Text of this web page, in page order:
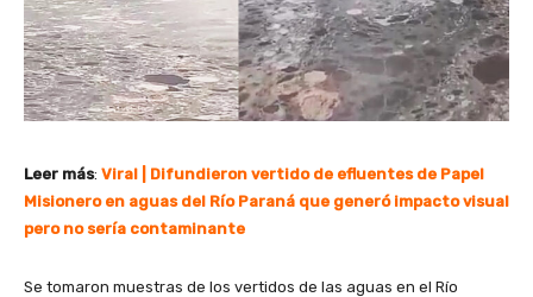
Leer más: Viral | Difundieron vertido de efluentes de Papel
Misionero en aguas del Río Paraná que generó impacto visual
pero no sería contaminante
Se tomaron muestras de los vertidos de las aguas en el Río